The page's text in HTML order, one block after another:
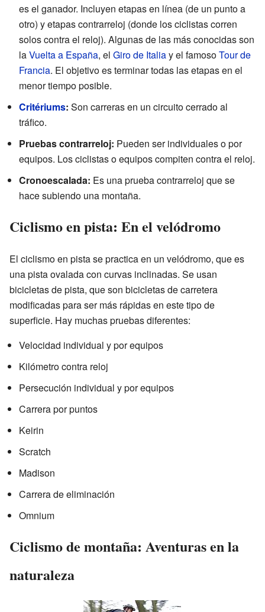
es el ganador. Incluyen etapas en línea (de un punto a
otro) y etapas contrarreloj (donde los ciclistas corren
solos contra el reloj). Algunas de las más conocidas son
laVuelta a España, el Giro de Italiay el famosoTour de
Francia. El objetivo es terminar todas las etapas en el
menor tiempo posible.
Critériums: Son carreras en un circuito cerrado al
tráfico.
Pruebas contrarreloj: Pueden ser individuales o por
equipos. Los ciclistas o equipos compiten contra el reloj.
Cronoescalada: Es una prueba contrarreloj que se
hace subiendo una montaña.
Ciclismo en pista: En el velódromo
El ciclismo en pista se practica en un velódromo, que es
una pista ovalada con curvas inclinadas. Se usan
bicicletas de pista, que son bicicletas de carretera
modificadas para ser más rápidas en este tipo de
superficie. Hay muchas pruebas diferentes:
Velocidad individual y por equipos
Kilómetro contra reloj
Persecución individual y por equipos
Carrera por puntos
Keirin
Scratch
Madison
Carrera de eliminación
Omnium
Ciclismo de montaña: Aventuras en la
naturaleza